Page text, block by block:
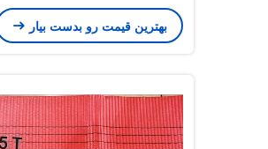
خوردگی
بهترین قیمت رو بدست بیار